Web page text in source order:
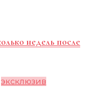
недель после
эксклюзив